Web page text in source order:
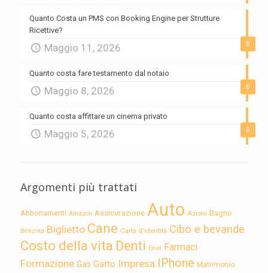
0
Quanto Costa un PMS con Booking Engine per Strutture
Ricettive?
Maggio 11, 2026
0
Quanto costa fare testamento dal notaio
Maggio 8, 2026
0
Quanto costa affittare un cinema privato
Maggio 5, 2026
Argomenti più trattati
Abbonamenti Amazon Assicurazione Auto Azioni Bagno
Benzina Biglietto Cane Carta d'identità Cibo e bevande
Costo della vita Denti Enel Farmaci
Formazione Gas Gatto Impresa IPhone Matrimonio